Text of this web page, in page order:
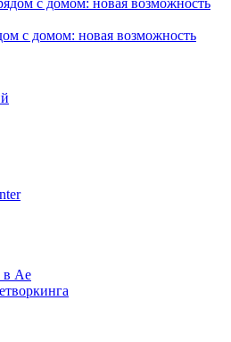
с домом: новая возможность
в Ае